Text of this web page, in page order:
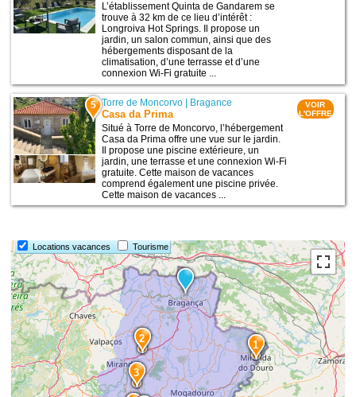
L’établissement Quinta de Gandarem se
trouve à 32 km de ce lieu d’intérêt :
Longroiva Hot Springs. Il propose un
jardin, un salon commun, ainsi que des
hébergements disposant de la
climatisation, d’une terrasse et d’une
connexion Wi-Fi gratuite ...
5 Torre de Moncorvo | Bragance
Casa da Prima
Situé à Torre de Moncorvo, l’hébergement
Casa da Prima offre une vue sur le jardin.
Il propose une piscine extérieure, un
jardin, une terrasse et une connexion Wi-Fi
gratuite. Cette maison de vacances
comprend également une piscine privée.
Cette maison de vacances ...
VOIR
L'OFFRE
Locations vacances Tourisme
3
2
1